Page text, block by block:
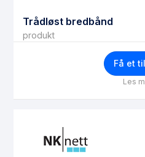
Trådløst bredbånd
produkt
Få et
Les